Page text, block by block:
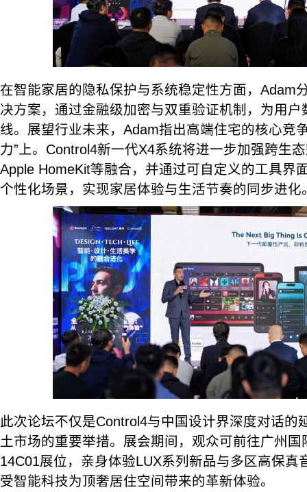
在智能家居的隐私保护与系统稳定性方面，Adam
决方案，通过金融级加密与双重验证机制，为用
线。展望行业未来，Adam指出高端住宅的核心竞
力”上。Control4新一代X4系统将进一步加强跨生
Apple HomeKit等融合，并通过可自定义的工具界
个性化场景，实现家居体验与生活节奏的同步进化
此次论坛不仅是Control4与中国设计界深度对话的
土市场的重要举措。展会期间，观众可前往广州国
14C01展位，亲身体验LUX系列新品与多区高保真
受智能科技为顶奢居住空间带来的革新体验。